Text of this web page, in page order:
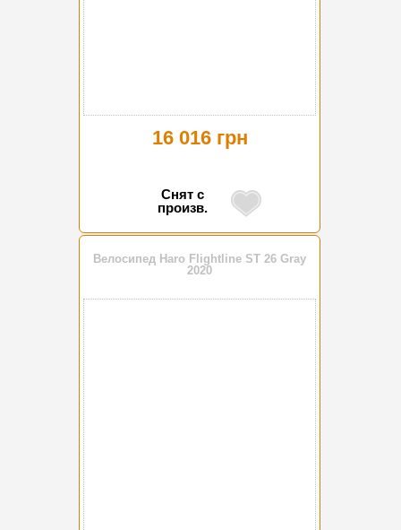
16 016 грн
Снят с
произв.
Велосипед Haro Flightline ST 26 Gray
2020